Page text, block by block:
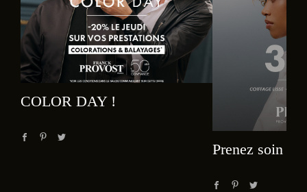
COLOR DAY !
Prenez soin